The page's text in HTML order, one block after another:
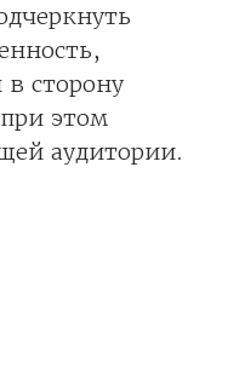
сторону
этом
аудитории.